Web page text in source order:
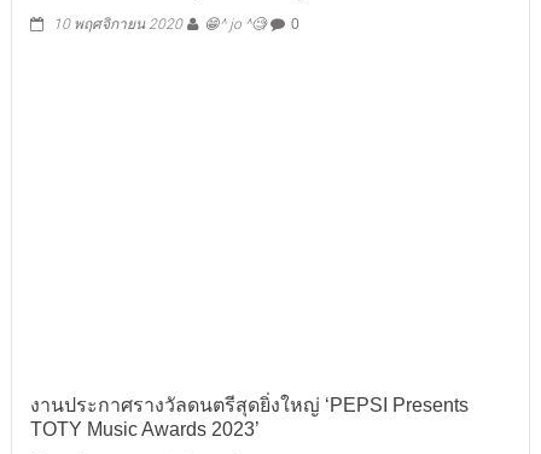
10 พฤศจิกายน 2020 😁^ jo ^🧐 0
งานประกาศรางวัลดนตรีสุดยิ่งใหญ่ ‘PEPSI Presents
TOTY Music Awards 2023’